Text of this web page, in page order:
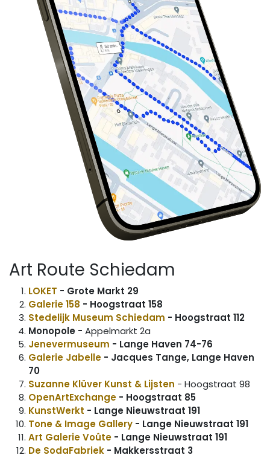
Art Route Schiedam
LOKET - Grote Markt 29
Galerie 158 - Hoogstraat 158
Stedelijk Museum Schiedam - Hoogstraat 112
Monopole - Appelmarkt 2a
Jenevermuseum - Lange Haven 74-76
Galerie Jabelle - Jacques Tange, Lange Haven
70
Suzanne Klüver Kunst & Lijsten - Hoogstraat 98
OpenArtExchange - Hoogstraat 85
KunstWerkt - Lange Nieuwstraat 191
Tone & Image Gallery - Lange Nieuwstraat 191
Art Galerie Voûte - Lange Nieuwstraat 191
De SodaFabriek - Makkersstraat 3